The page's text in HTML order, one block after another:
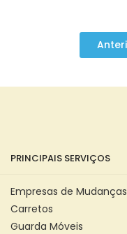
PRINCIPAIS SERVIÇOS
Empresas de Mudanças
Carretos
Guarda Móveis